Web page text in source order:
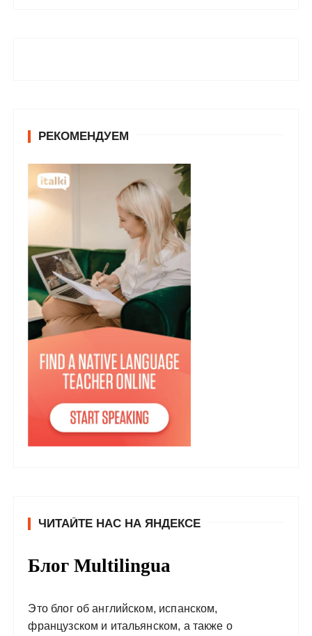
РЕКОМЕНДУЕМ
ЧИТАЙТЕ НАС НА ЯНДЕКСЕ
Блог Multilingua
Это блог об английском, испанском,
французском и итальянском, а также о